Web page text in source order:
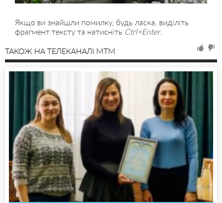
Якщо ви знайшли помилку, будь ласка, виділіть
фрагмент тексту та натисніть Ctrl+Enter.
ТАКОЖ НА ТЕЛЕКАНАЛІ MTM